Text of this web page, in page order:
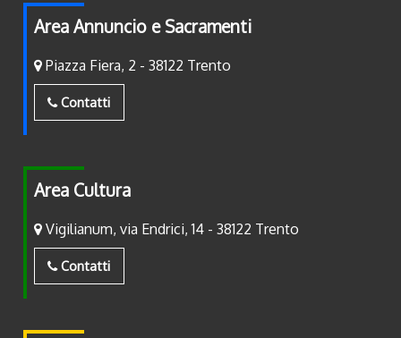
Area Annuncio e Sacramenti
Piazza Fiera, 2 - 38122 Trento
Contatti
Area Cultura
Vigilianum, via Endrici, 14 - 38122 Trento
Contatti